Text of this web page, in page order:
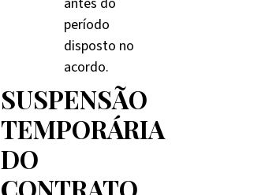
período
disposto no
acordo.
SUSPENSÃO
TEMPORÁRIA
DO